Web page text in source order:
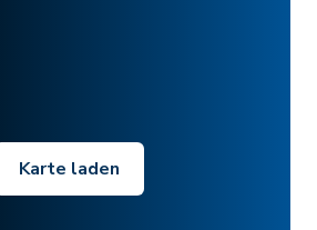
Karte laden